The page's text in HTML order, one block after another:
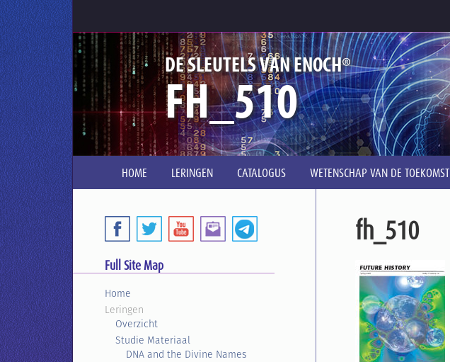
DE SLEUTELS VAN ENOCH®
FH_510
HOME LERINGEN CATALOGUS WETENSCHAP VAN DE TOEKOMST
fh_510
Full Site Map
Home
Leringen
Overzicht
Studie Materiaal
DNA and the Divine Names